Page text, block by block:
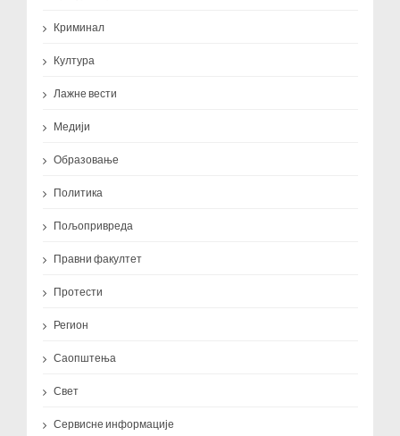
Криминал
Култура
Лажне вести
Медији
Образовање
Политика
Пољопривреда
Правни факултет
Протести
Регион
Саопштења
Свет
Сервисне информације